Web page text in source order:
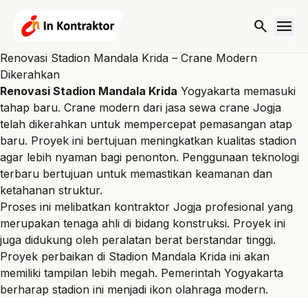
search menu
Renovasi Stadion Mandala Krida – Crane Modern
Dikerahkan
Renovasi Stadion Mandala Krida Yogyakarta memasuki
tahap baru. Crane modern dari jasa sewa crane Jogja
telah dikerahkan untuk mempercepat pemasangan atap
baru. Proyek ini bertujuan meningkatkan kualitas stadion
agar lebih nyaman bagi penonton. Penggunaan teknologi
terbaru bertujuan untuk memastikan keamanan dan
ketahanan struktur.
Proses ini melibatkan kontraktor Jogja profesional yang
merupakan tenaga ahli di bidang konstruksi. Proyek ini
juga didukung oleh peralatan berat berstandar tinggi.
Proyek perbaikan di Stadion Mandala Krida ini akan
memiliki tampilan lebih megah. Pemerintah Yogyakarta
berharap stadion ini menjadi ikon olahraga modern.